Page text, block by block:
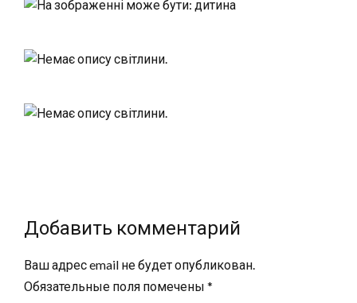
Добавить комментарий
Ваш адрес email не будет опубликован.
Обязательные поля помечены *